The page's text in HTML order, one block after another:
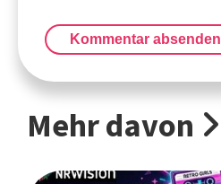
Kommentar absenden
Mehr davon